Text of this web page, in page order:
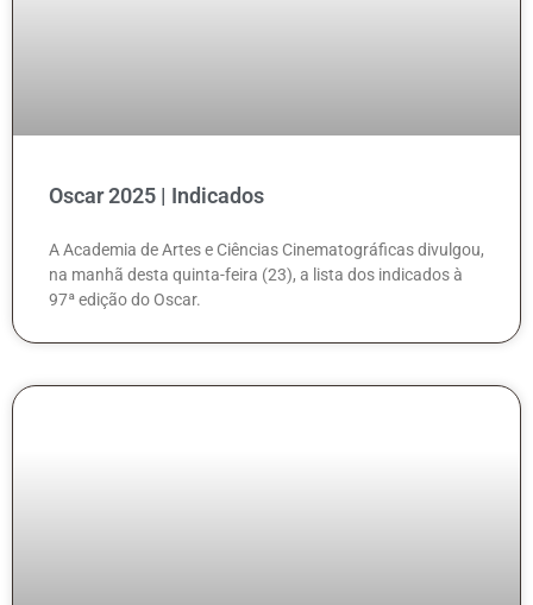
Oscar 2025 | Indicados
A Academia de Artes e Ciências Cinematográficas divulgou,
na manhã desta quinta-feira (23), a lista dos indicados à
97ª edição do Oscar.